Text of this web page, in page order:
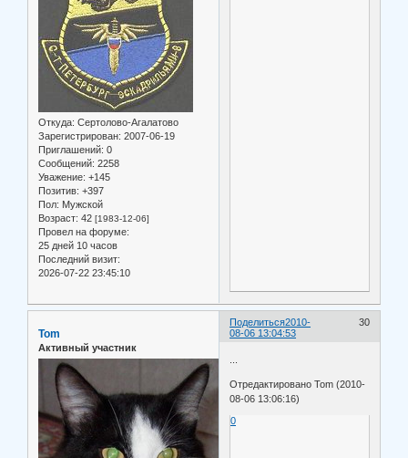
Откуда: Сертолово-Агалатово
Зарегистрирован: 2007-06-19
Приглашений: 0
Сообщений: 2258
Уважение: +145
Позитив: +397
Пол: Мужской
Возраст: 42 [1983-12-06]
Провел на форуме:
25 дней 10 часов
Последний визит:
2026-07-22 23:45:10
Поделиться 30
2010-
08-06 13:04:53
Tom
Активный участник
Отредактировано Tom (2010-
08-06 13:06:16)
0